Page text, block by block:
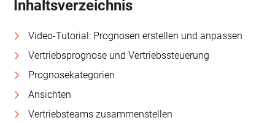
Inhaltsverzeichnis
Video-Tutorial: Prognosen erstellen und anpassen
Vertriebsprognose und Vertriebssteuerung
Prognosekategorien
Ansichten
Vertriebsteams zusammenstellen